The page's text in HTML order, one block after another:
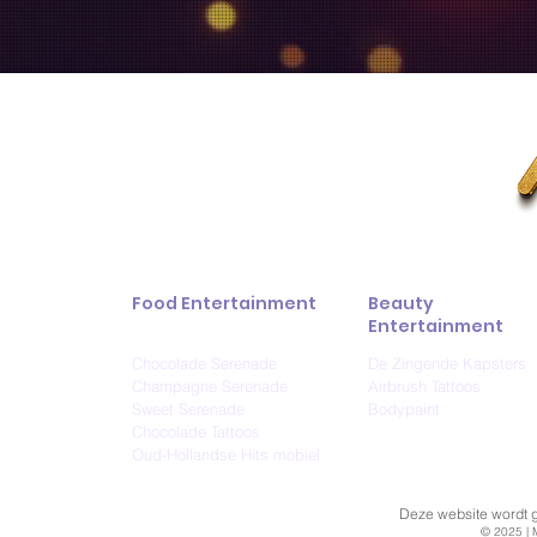
Food Entertainment
Chocolade Serenade
Champagne Serenade
Sweet Serenade
Chocolade Tattoos
Oud-Hollandse Hits mobiel
Beauty
Entertainment
De Zingende Kapsters
Airbrush Tattoos
Bodypaint
Deze website wordt
© 2025 |